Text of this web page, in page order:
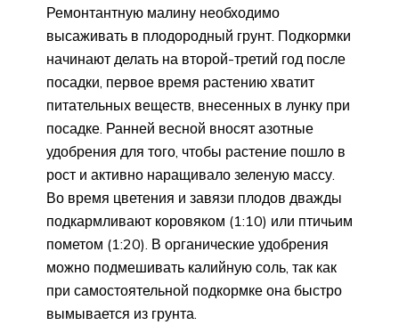
Ремонтантную малину необходимо
высаживать в плодородный грунт. Подкормки
начинают делать на второй-третий год после
посадки, первое время растению хватит
питательных веществ, внесенных в лунку при
посадке. Ранней весной вносят азотные
удобрения для того, чтобы растение пошло в
рост и активно наращивало зеленую массу.
Во время цветения и завязи плодов дважды
подкармливают коровяком (1:10) или птичьим
пометом (1:20). В органические удобрения
можно подмешивать калийную соль, так как
при самостоятельной подкормке она быстро
вымывается из грунта.